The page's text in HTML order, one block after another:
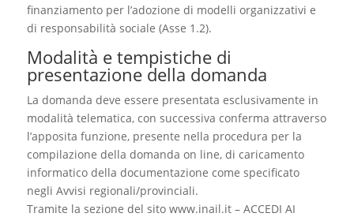
finanziamento per l’adozione di modelli organizzativi e
di responsabilità sociale (Asse 1.2).
Modalità e tempistiche di
presentazione della domanda
La domanda deve essere presentata esclusivamente in
modalità telematica, con successiva conferma attraverso
l’apposita funzione, presente nella procedura per la
compilazione della domanda on line, di caricamento
informatico della documentazione come specificato
negli Avvisi regionali/provinciali.
Tramite la sezione del sito www.inail.it – ACCEDI AI